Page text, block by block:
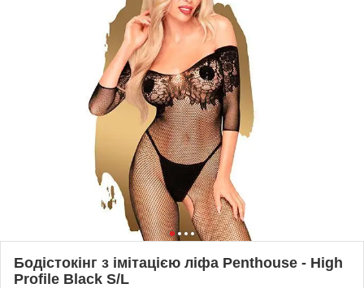
Бодістокінг з імітацією ліфа Penthouse - High
Profile Black S/L